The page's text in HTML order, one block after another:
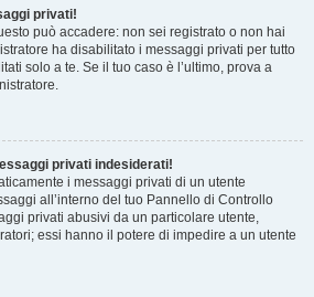
privati!
può accadere: non sei registrato o non hai
ha disabilitato i messaggi privati per tutto
solo a te. Se il tuo caso è l’ultimo, prova a
privati indesiderati!
i messaggi privati ​​di un utente
all’interno del tuo Pannello di Controllo
privati ​​abusivi da un particolare utente,
essi hanno il potere di impedire a un utente